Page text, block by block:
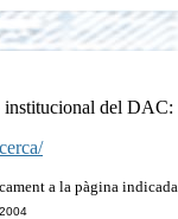
institucional del DAC:
a la pàgina